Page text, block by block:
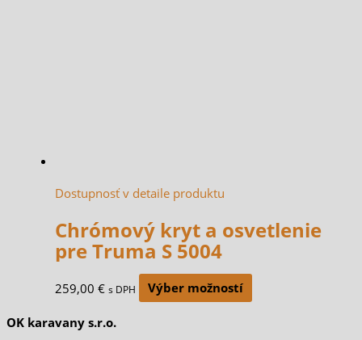
Dostupnosť v detaile produktu
Chrómový kryt a osvetlenie
pre Truma S 5004
259,00 € s DPH Výber možností
OK karavany s.r.o.